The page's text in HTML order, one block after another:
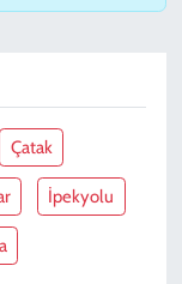
Çatak
İpekyolu